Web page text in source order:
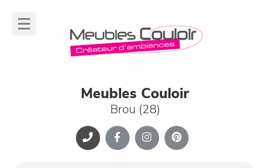
Meubles Couloir
Brou (28)